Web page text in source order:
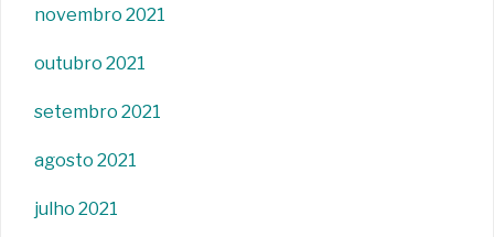
novembro 2021
outubro 2021
setembro 2021
agosto 2021
julho 2021